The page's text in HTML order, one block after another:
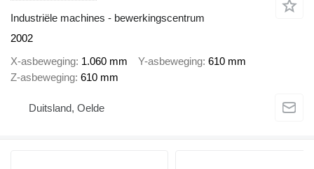
Industriële machines - bewerkingscentrum
2002
X-asbeweging 1.060 mm Y-asbeweging 610 mm
Z-asbeweging 610 mm
Duitsland, Oelde